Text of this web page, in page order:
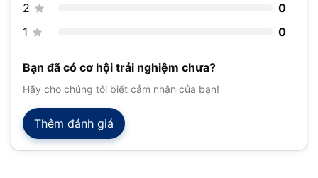
2
0
1
0
Bạn đã có cơ hội trải nghiệm chưa?
Hãy cho chúng tôi biết cảm nhận của bạn!
Thêm đánh giá